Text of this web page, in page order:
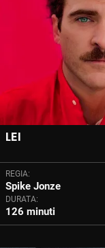
LEI
REGIA:
Spike Jonze
DURATA:
126 minuti